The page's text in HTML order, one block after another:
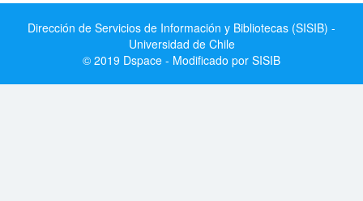
Dirección de Servicios de Información y Bibliotecas (SISIB) -
Universidad de Chile
© 2019 Dspace - Modificado por SISIB